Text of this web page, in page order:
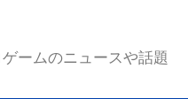
ームのニュースや話題